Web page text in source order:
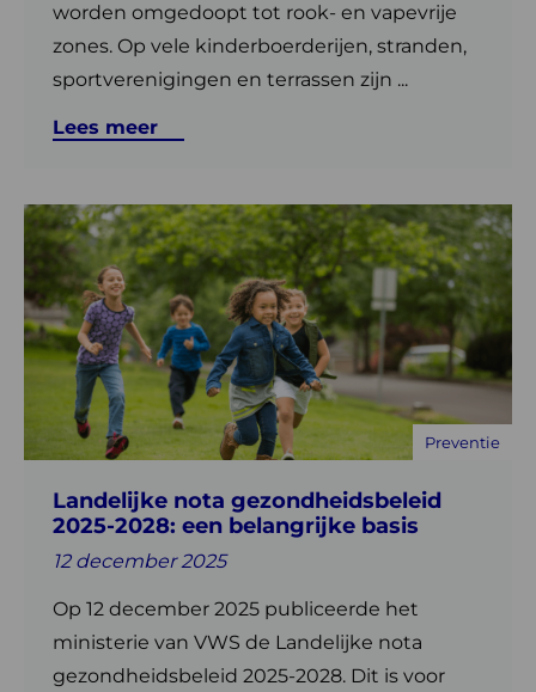
worden omgedoopt tot rook- en vapevrije
zones. Op vele kinderboerderijen, stranden,
sportverenigingen en terrassen zijn ...
Lees meer
Landelijke nota gezondheidsbeleid
2025-2028: een belangrijke basis
12 december 2025
Op 12 december 2025 publiceerde het
ministerie van VWS de Landelijke nota
gezondheidsbeleid 2025-2028. Dit is voor
Preventie
Lees
meer
over
Landelijke
nota
gezondheidsbeleid
2028:
een
basis